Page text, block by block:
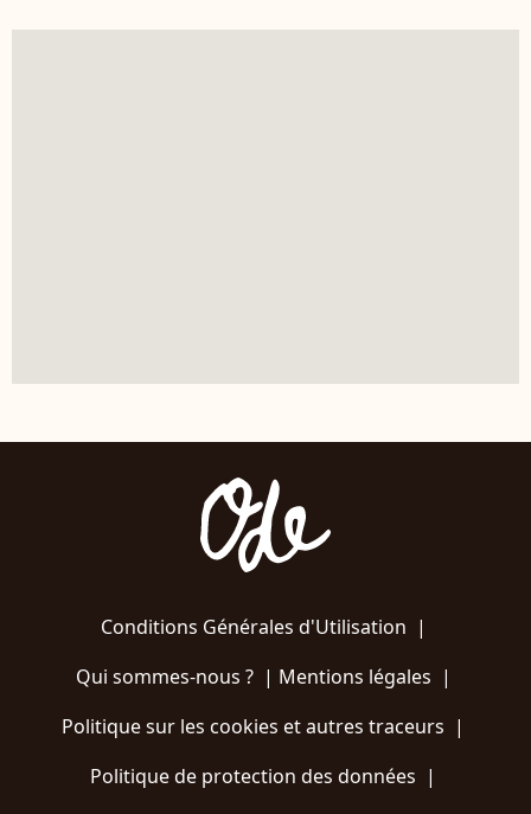
Conditions Générales d'Utilisation |
Qui sommes-nous ?| Mentions légales |
Politique sur les cookies et autres traceurs |
Politique de protection des données |